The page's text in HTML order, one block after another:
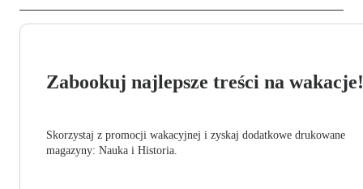
Zabookuj najlepsze treści na wakacje!
Skorzystaj z promocji wakacyjnej i zyskaj dodatkowe drukowane
magazyny: Nauka i Historia.